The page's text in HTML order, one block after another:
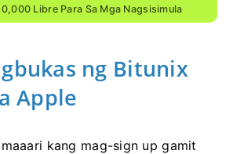
Libre Para Sa Mga Nagsisimula
ng Bitunix
Apple
kang mag-sign up gamit